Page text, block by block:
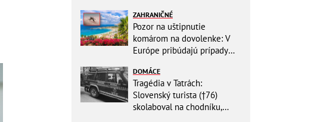
ZAHRANIČNÉ
Pozor na uštipnutie
komárom na dovolenke: V
Európe pribúdajú prípady
DOMÁCE
Tragédia v Tatrách:
Slovenský turista (†76)
skolaboval na chodníku,